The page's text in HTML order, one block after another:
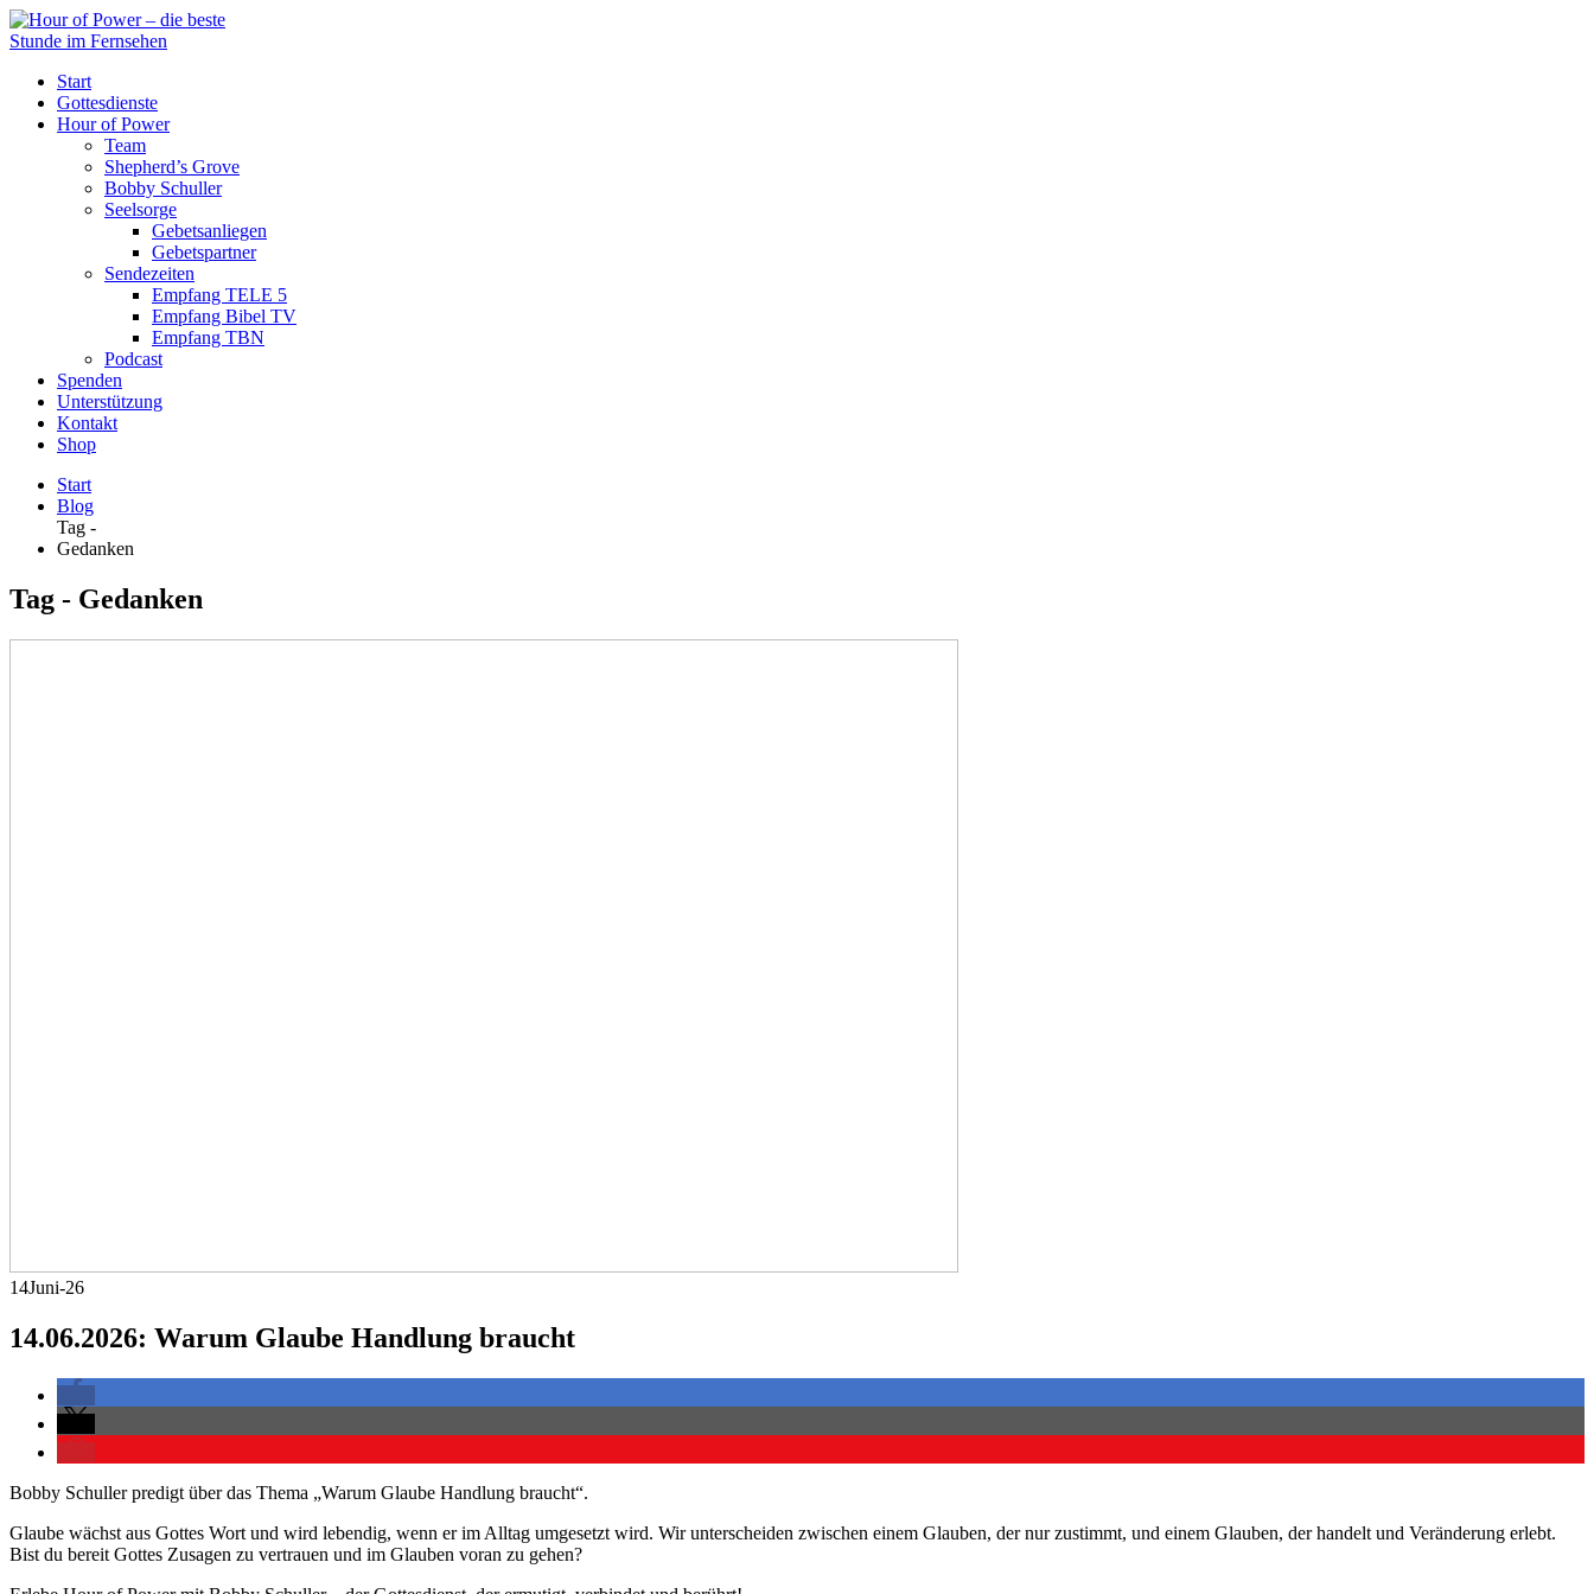
Start
Gottesdienste
Hour of Power
Team
Shepherd’s Grove
Bobby Schuller
Seelsorge
Gebetsanliegen
Gebetspartner
Sendezeiten
Empfang TELE 5
Empfang Bibel TV
Empfang TBN
Podcast
Spenden
Unterstützung
Kontakt
Shop
Start
Blog
Tag -
Gedanken
Tag - Gedanken
14Juni-26
14.06.2026: Warum Glaube Handlung braucht
Bobby Schuller predigt über das Thema „Warum Glaube Handlung braucht“.
Glaube wächst aus Gottes Wort und wird lebendig, wenn er im Alltag umgesetzt wird. Wir unterscheiden zwischen einem Glauben, der nur zustimmt, und einem Glauben, der handelt und Veränderung erlebt.
Bist du bereit Gottes Zusagen zu vertrauen und im Glauben voran zu gehen?